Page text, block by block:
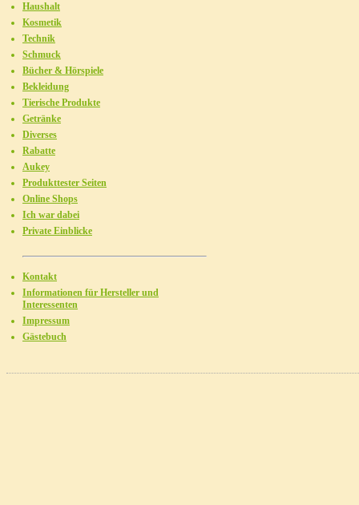
Haushalt
Kosmetik
Technik
Schmuck
Bücher & Hörspiele
Bekleidung
Tierische Produkte
Getränke
Diverses
Rabatte
Aukey
Produkttester Seiten
Online Shops
Ich war dabei
Private Einblicke
Kontakt
Informationen für Hersteller und
Interessenten
Impressum
Gästebuch